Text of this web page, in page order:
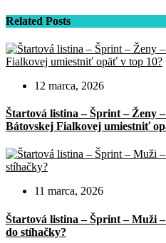
Related Posts
12 marca, 2026
Štartová listina – Šprint – Ženy
Bátovskej Fialkovej umiestniť
11 marca, 2026
Štartová listina – Šprint – Muži
do stíhačky?